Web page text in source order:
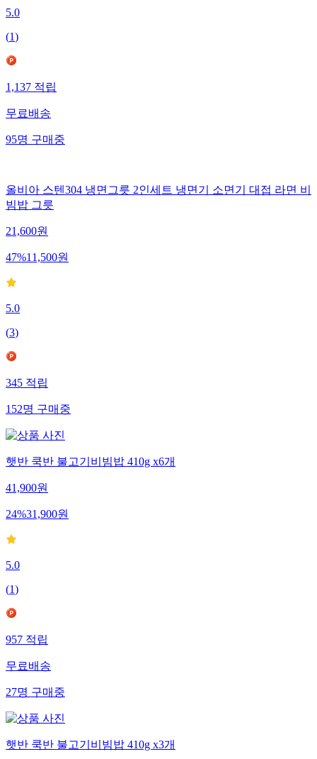
5.0
(1)
1,137 적립
무료배송
95명 구매중
올비아 스텐304 냉면그릇 2인세트 냉면기 소면기 대접 라면 비
빔밥 그릇
21,600원
47%11,500원
5.0
(3)
345적립
152명구매중
햇반 쿡반 불고기비빔밥 410g x6개
41,900원
24%31,900원
5.0
(1)
957적립
무료배송
27명구매중
햇반 쿡반 불고기비빔밥 410g x3개